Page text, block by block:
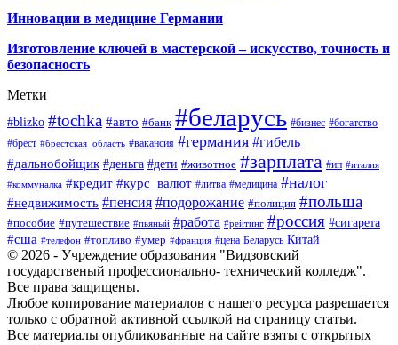
Инновации в медицине Германии
Изготовление ключей в мастерской – искусство, точность и
безопасность
Метки
#blizko #tochka #авто #банк #беларусь #бизнес #богатство
#брест #брестская_область #вакансия #германия #гибель
#дальнобойщик #деньга #дети #животное #зарплата #ип #италия
#коммуналка #кредит #курс_валют #литва #медицина #налог
#недвижимость #пенсия #подорожание #полиция #польша
#пособие #путешествие #пьяный #работа #рейтинг #россия #сигарета
#сша #телефон #топливо #умер #франция #цена Беларусь Китай
© 2026 - Учреждение образования "Видзовский
государственый профессионально- технический колледж".
Все права защищены.
Любое копирование материалов с нашего ресурса разрешается
только с обратной активной ссылкой на страницу статьи.
Все материалы опубликованные на сайте взяты с открытых